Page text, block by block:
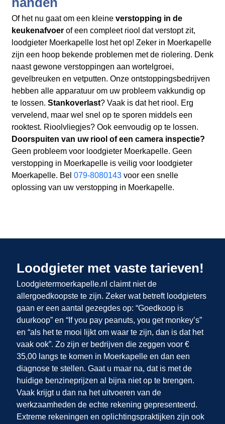
Of het nu gaat om een kleine verstopping in de
keukenafvoerof een compleet riool dat verstopt zit,
loodgieter Moerkapelle lost het op! Zeker in Moerkapelle
zijn een hoop bekende problemen met de riolering. Denk
naast gewone verstoppingen aan wortelgroei,
gevelbreuken en vetputten. Onze ontstoppingsbedrijven
hebben alle apparatuur om uw probleem vakkundig op
te lossen. Stankoverlast? Vaak is dat het riool. Erg
vervelend, maar wel snel op te sporen middels een
rooktest. Rioolvliegjes? Ook eenvoudig op te lossen.
Doorspuiten van uw riool of een camera inspectie?
Geen probleem voor loodgieter Moerkapelle. Geen
verstopping in Moerkapelle is veilig voor loodgieter
Moerkapelle. Bel 079-8080143voor een snelle
oplossing van uw verstopping in Moerkapelle.
Loodgieter met vaste tarieven!
Loodgietermoerkapelle.nl claimt niet de
allergoedkoopste te zijn. Zeker wat betreft loodgieters
gaan er een aantal gezegdes op: “Goedkoop is
duurkoop” en “If you pay peanuts, you get monkey’s”
en “als het te mooi lijkt om waar te zijn, dan is dat het
vaak ook”. Zo zijn er bedrijven die zeggen voor €
35,00 langs te komen in Moerkapelle en dan een
diagnose te stellen. Gaat u maar na, dat is met de
huidige benzineprijzen al bijna niet op te brengen.
Vaak krijgt u dan na het uitvoeren van de
werkzaamheden de echte rekening gepresenteerd.
Extreme rekeningen en oplichtingspraktijken zijn ook